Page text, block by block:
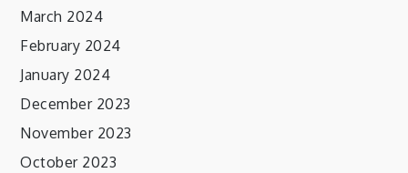
March 2024
February 2024
January 2024
December 2023
November 2023
October 2023